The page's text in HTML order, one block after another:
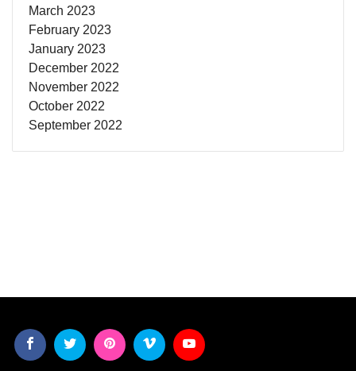
March 2023
February 2023
January 2023
December 2022
November 2022
October 2022
September 2022